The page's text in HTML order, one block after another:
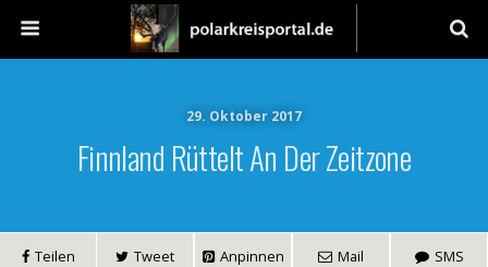
29. Oktober 2017
Finnland Rüttelt An Der Zeitzone
Teilen Tweet Anpinnen Mail SMS